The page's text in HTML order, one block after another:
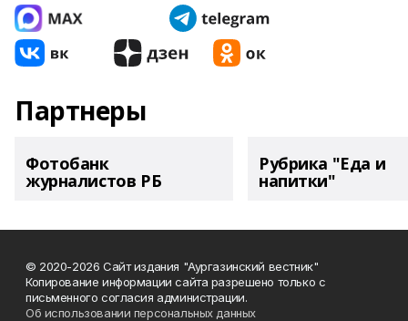
Партнеры
Фотобанк
журналистов РБ
Рубрика "Еда и
напитки"
© 2020-2026 Сайт издания "Аургазинский вестник"
Копирование информации сайта разрешено только с
письменного согласия администрации.
Об использовании персональных данных